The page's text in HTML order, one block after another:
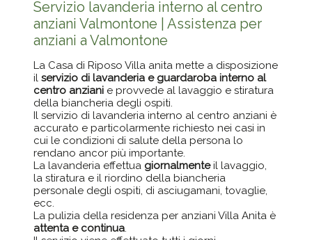
Servizio lavanderia interno al centro
anziani Valmontone | Assistenza per
anziani a Valmontone
La Casa di Riposo Villa anita mette a disposizione
ilservizio di lavanderia e guardaroba interno al
centro anziani e provvede al lavaggio e stiratura
della biancheria degli ospiti.
Il servizio di lavanderia interno al centro anziani è
accurato e particolarmente richiesto nei casi in
cui le condizioni di salute della persona lo
rendano ancor più importante.
La lavanderia effettua giornalmenteil lavaggio,
la stiratura e il riordino della biancheria
personale degli ospiti, di asciugamani, tovaglie,
ecc.
La pulizia della residenza per anziani Villa Anita è
attenta e continua.